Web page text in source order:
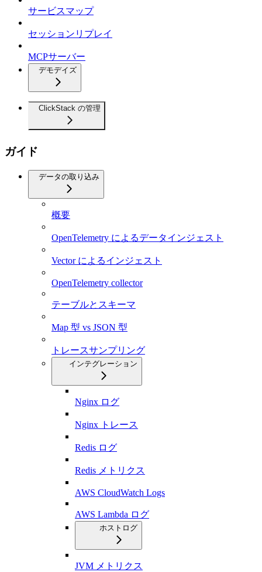
サービスマップ
セッションリプレイ
MCPサーバー
デモデイズ
ClickStack の管理
ガイド
データの取り込み
概要
OpenTelemetry によるデータインジェスト
Vector によるインジェスト
OpenTelemetry collector
テーブルとスキーマ
Map 型 vs JSON 型
トレースサンプリング
インテグレーション
Nginx ログ
Nginx トレース
Redis ログ
Redis メトリクス
AWS CloudWatch Logs
AWS Lambda ログ
ホストログ
JVM メトリクス